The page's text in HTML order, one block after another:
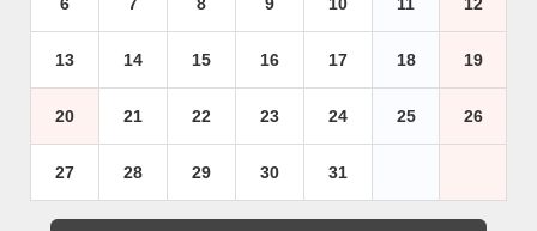
13 14 15 16 17 18 19
20 21 22 23 24 25 26
27 28 29 30 31